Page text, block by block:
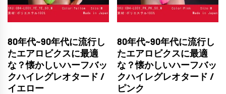
80年代~90年代に流行し
たエアロビクスに最適
な？懐かしいハーフバッ
クハイレグレオタード /
イエロー
80年代~90年代に流行し
たエアロビクスに最適
な？懐かしいハーフバッ
クハイレグレオタード /
ピンク